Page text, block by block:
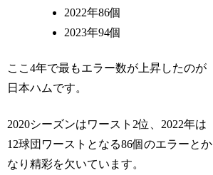
2022年86個
2023年94個
ここ4年で最もエラー数が上昇したのが
日本ハムです。
2020シーズンはワースト2位、2022年は
12球団ワーストとなる86個のエラーとか
なり精彩を欠いています。